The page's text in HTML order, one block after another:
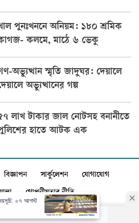
পুনঃখননে অনিয়ম: ১৮০ শ্রমিক
কলমে, মাঠে ৬ ভেকু
অভ্যুত্থান স্মৃতি জাদুঘর: দেয়ালে
অভ্যুত্থানের গল্প
লাখ টাকার জাল নোটসহ বনানীতে
হাতে আটক এক
বিজ্ঞাপন সার্কুলেশন যোগাযোগ
গোপনীয়তার নীতি
০৭ আগস্ট